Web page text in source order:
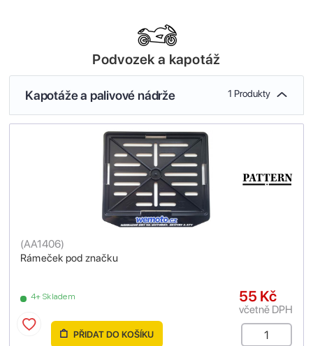
Podvozek a kapotáž
Kapotáže a palivové nádrže 1 Produkty
Rámeček pod značku
(AA1406)
4+ Skladem 55 Kč
včetně DPH
PŘIDAT DO KOŠÍKU